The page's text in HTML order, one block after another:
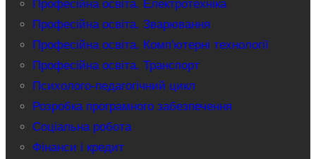
Професійна освіта. Електротехніка
Професійна освіта. Зварювання
Професійна освіта. Комп'ютерні технології
Професійна освіта. Транспорт
Психолого-педагогічний цикл
Розробка програмного забезпечення
Соціальна робота
Фінанси і кредит